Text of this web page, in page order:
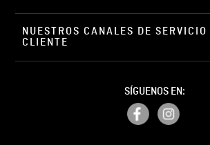
ENVIAR
NUESTROS CANALES DE SERVICIO
CLIENTE
SÍGUENOS EN: